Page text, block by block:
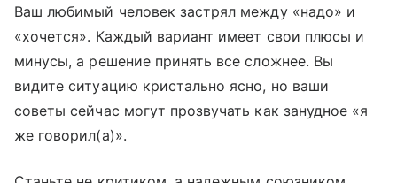
Ваш любимый человек застрял между «надо» и
«хочется». Каждый вариант имеет свои плюсы и
минусы, а решение принять все сложнее. Вы
видите ситуацию кристально ясно, но ваши
советы сейчас могут прозвучать как занудное «я
же говорил(а)».